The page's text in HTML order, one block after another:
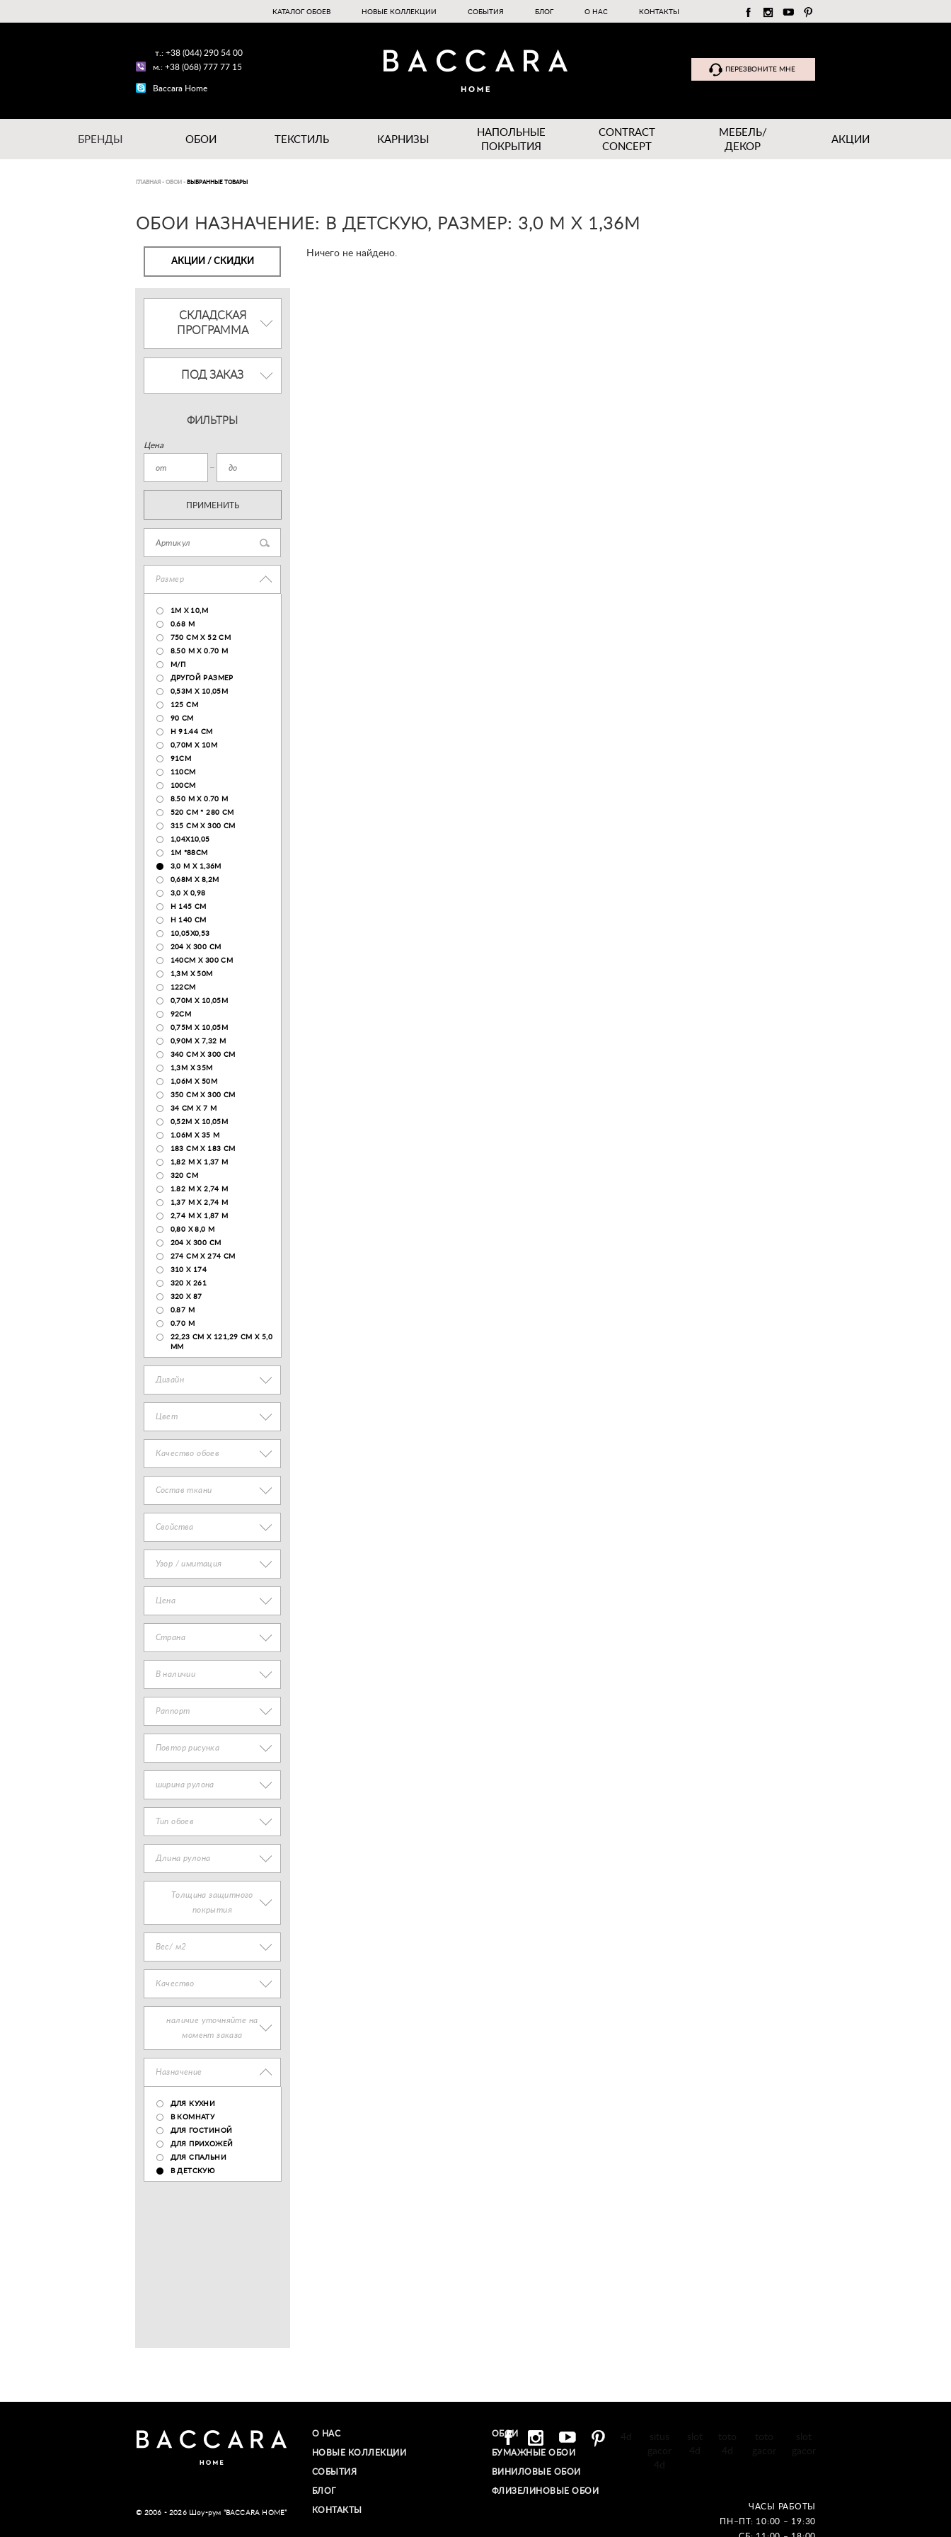
КАТАЛОГ ОБОЕВ НОВЫЕ КОЛЛЕКЦИИ СОБЫТИЯ БЛОГ О НАС КОНТАКТЫ
т.: +38 (044) 290 54 00
м.: +38 (068) 777 77 15
Baccara Home
ПЕРЕЗВОНИТЕ МНЕ
БРЕНДЫ ОБОИ ТЕКСТИЛЬ КАРНИЗЫ
НАПОЛЬНЫЕ
ПОКРЫТИЯ
CONTRACT
CONCEPT
МЕБЕЛЬ/
ДЕКОР
АКЦИИ
ГЛАВНАЯ - ОБОИ - ВЫБРАННЫЕ ТОВАРЫ
ОБОИ НАЗНАЧЕНИЕ: В ДЕТСКУЮ, РАЗМЕР: 3,0 М Х 1,36М
АКЦИИ / СКИДКИ
СКЛАДСКАЯ
ПРОГРАММА
ПОД ЗАКАЗ
ФИЛЬТРЫ
Цена
ПРИМЕНИТЬ
Размер
1М Х 10,М
0.68 M
750 CM X 52 CM
8.50 М X 0.70 М
М/П
ДРУГОЙ РАЗМЕР
0,53М Х 10,05М
125 CM
90 СМ
H 91.44 CM
0,70М Х 10М
91СМ
110CM
100CM
8.50 M X 0.70 M
520 СМ * 280 СМ
315 CM X 300 CM
1,04X10,05
1М *88СМ
3,0 М Х 1,36М
0,68М Х 8,2М
3,0 Х 0,98
H 145 CM
H 140 CM
10,05Х0,53
204 Х 300 СМ
140CM X 300 CM
1,3М Х 50М
122СМ
0,70М Х 10,05М
92CM
0,75М Х 10,05М
0,90М Х 7,32 М
340 CM X 300 CM
1,3M X 35M
1,06M X 50M
350 CM X 300 CM
34 CM X 7 M
0,52М Х 10,05М
1.06M X 35 M
183 СМ Х 183 СМ
1,82 М Х 1,37 М
320 CM
1.82 М Х 2,74 М
1,37 М Х 2,74 М
2,74 М Х 1,87 М
0,80 Х 8,0 М
204 Х 300 СМ
274 СМ Х 274 СМ
310 X 174
320 X 261
320 X 87
0.87 M
0.70 M
22,23 CM X 121,29 CM X 5,0
MM
Дизайн
Цвет
Качество обоев
Состав ткани
Свойства
Узор / имитация
Цена
Страна
В наличии
Раппорт
Повтор рисунка
ширина рулона
Тип обоев
Длина рулона
Толщина защитного
покрытия
Вес/ м2
Качество
наличие уточняйте на
момент заказа
Назначение
ДЛЯ КУХНИ
В КОМНАТУ
ДЛЯ ГОСТИНОЙ
ДЛЯ ПРИХОЖЕЙ
ДЛЯ СПАЛЬНИ
В ДЕТСКУЮ
Ничего не найдено.
© 2006 - 2026 Шоу-рум “BACCARA HOME”
О НАС
НОВЫЕ КОЛЛЕКЦИИ
СОБЫТИЯ
БЛОГ
КОНТАКТЫ
ОБОИ
БУМАЖНЫЕ ОБОИ
ВИНИЛОВЫЕ ОБОИ​
ФЛИЗЕЛИНОВЫЕ ОБОИ
ЧАСЫ РАБОТЫ
ПН–ПТ: 10:00 – 19:30